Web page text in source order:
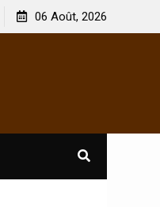
Les enjeux de
sévèrement touchés ?
06 Août, 2026